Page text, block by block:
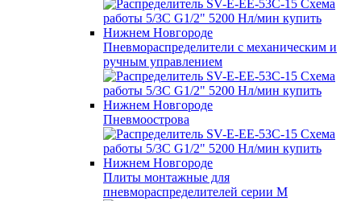
Пневмораспределители с механическим и
ручным управлением
Пневмоострова
Плиты монтажные для
пневмораспределителей серии M